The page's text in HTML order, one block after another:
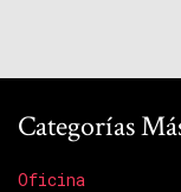
Categorías
Oficina